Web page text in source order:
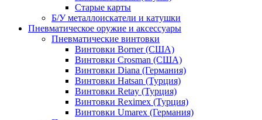
Старые карты
Б/У металлоискатели и катушки
Пневматическое оружие и аксессуары
Пневматические винтовки
Винтовки Borner (США)
Винтовки Crosman (США)
Винтовки Diana (Германия)
Винтовки Hatsan (Турция)
Винтовки Retay (Турция)
Винтовки Reximex (Турция)
Винтовки Umarex (Германия)